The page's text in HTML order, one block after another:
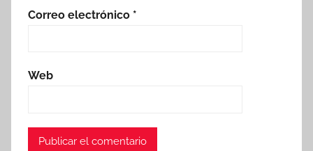
Correo electrónico *
Web